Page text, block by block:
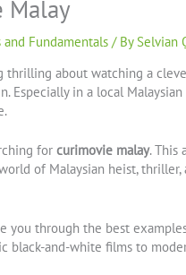
Malay
and Fundamentals / BySelvian
thrilling about watching a
Especially in a local
forcurimovie malay. This
of Malaysian heist, thriller,
you through the best
black-and-white films to